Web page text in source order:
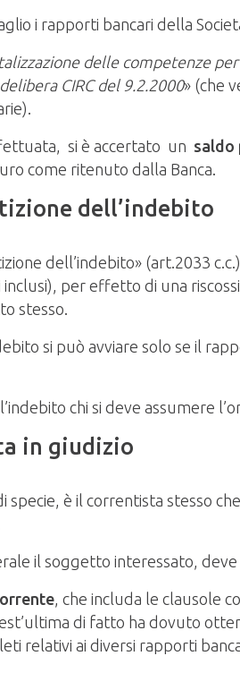
i rapporti bancari della
delle competenze
CIRC del 9.2.2000» (che
si è accertato un saldo
come ritenuto dalla Banca.
dell’indebito
dell’indebito» (art.2033
per effetto di una
stesso.
si può avviare solo se il
chi si deve assumere
in giudizio
specie, è il correntista stesso
il soggetto interessato,
, che includa le clausole
di fatto ha dovuto
relativi ai diversi rapporti